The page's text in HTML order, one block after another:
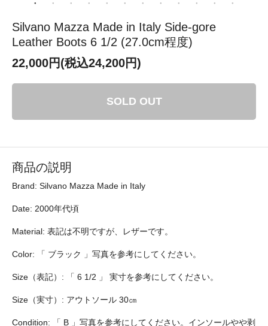
Silvano Mazza Made in Italy Side-gore
Leather Boots 6 1/2 (27.0cm程度)
22,000円(税込24,200円)
SOLD OUT
商品の説明
Brand: Silvano Mazza Made in Italy
Date: 2000年代頃
Material: 表記は不明ですが、レザーです。
Color: 「 ブラック 」写真を参考にしてください。
Size（表記）: 「 6 1/2 」 実寸を参考にしてください。
Size（実寸）: アウトソール 30㎝
Condition: 「 B 」写真を参考にしてください。インソールやや剥